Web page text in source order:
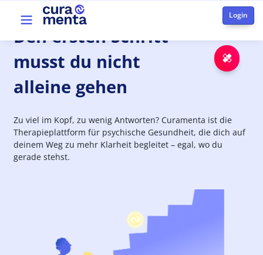
Skip to main content
Top menu
DenerstenSchritt
musst du nicht
alleine gehen
Zu viel im Kopf, zu wenig Antworten? Curamenta ist die
Therapieplattform für psychische Gesundheit, die dich auf
deinem Weg zu mehr Klarheit begleitet – egal, wo du
gerade stehst.